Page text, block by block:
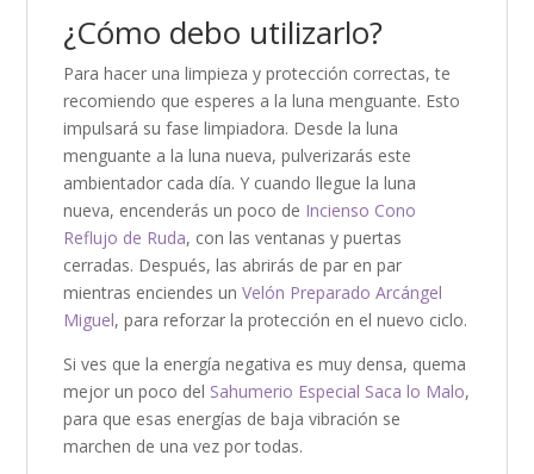
¿Cómo debo utilizarlo?
Para hacer una limpieza y protección correctas, te
recomiendo que esperes a la luna menguante. Esto
impulsará su fase limpiadora. Desde la luna
menguante a la luna nueva, pulverizarás este
ambientador cada día. Y cuando llegue la luna
nueva, encenderás un poco de Incienso Cono
Reflujo de Ruda, con las ventanas y puertas
cerradas. Después, las abrirás de par en par
mientras enciendes unVelón Preparado Arcángel
Miguel, para reforzar la protección en el nuevo ciclo.
Si ves que la energía negativa es muy densa, quema
mejor un poco del Sahumerio Especial Saca lo Malo,
para que esas energías de baja vibración se
marchen de una vez por todas.